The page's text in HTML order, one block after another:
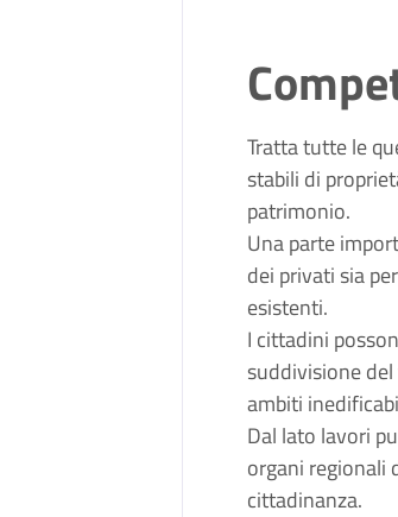
Tratta tutte le
stabili di
patrimonio.
Una parte
dei privati sia
esistenti.
I cittadini
suddivisione
ambiti
Dal lato lavori
organi regionali
cittadinanza.